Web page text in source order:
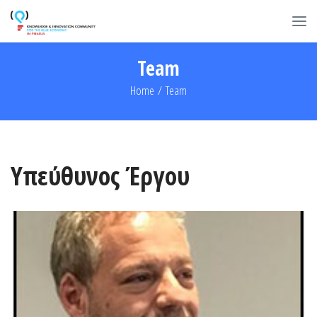
Team
Home / Team
Υπεύθυνος Έργου
Ο Γεώργιος Γαλανός κατέχει προπτυχιακό Οικονομικής Επιστήμης,
μεταπτυχιακό στη Διοίκηση Τουρισμού και διδακτορικό στα Διεθνή
Οικονομικά και Τουριστική Ανταγωνιστικότητα.
ΒΙΟΓΡΑΦΙΚΟ